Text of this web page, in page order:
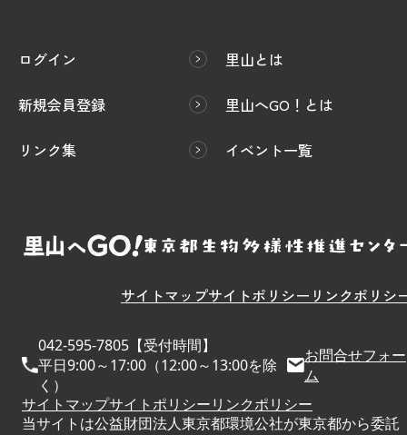
ログイン
新規会員登録
リンク集
里山とは
里山へGO！とは
イベント一覧
サイトマップサイトポリシー リンクポリシ
042-595-7805【受付時間】
平日9:00～17:00（12:00～13:00を除
く）
お問合せフォー
ム
サイトマップサイトポリシーリンクポリシー
当サイトは公益財団法人東京都環境公社が東京都から委託